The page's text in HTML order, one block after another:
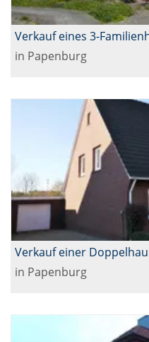
in Papenburg
in Papenburg